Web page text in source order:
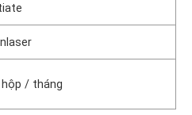
/ tháng